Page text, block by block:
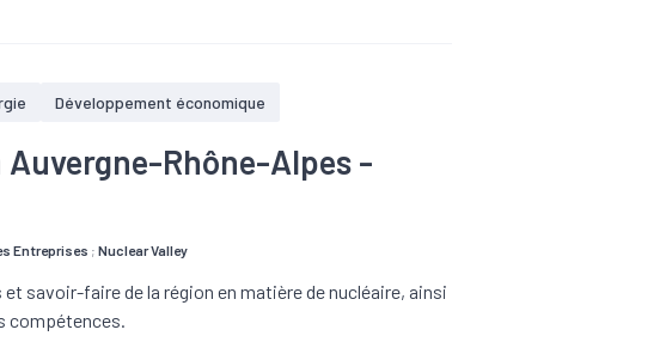
Développement économique
Rhône-Alpes -
Entreprises ;Nuclear Valley
savoir-faire de la région en matière de nucléaire, ainsi
compétences.